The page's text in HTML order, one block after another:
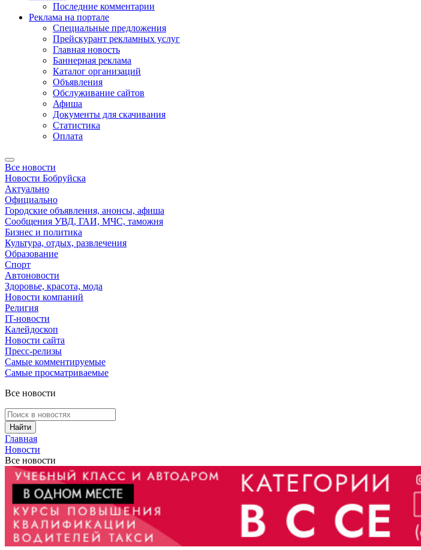
Последние комментарии
Реклама на портале
Специальные предложения
Прейскурант рекламных услуг
Главная новость
Баннерная реклама
Каталог организаций
Объявления
Обслуживание сайтов
Афиша
Документы для скачивания
Статистика
Оплата
Все новости
Новости Бобруйска
Актуально
Официально
Городские объявления, анонсы, афиша
Сообщения УВД, ГАИ, МЧС, таможня
Бизнес и политика
Культура, отдых, развлечения
Образование
Спорт
Автоновости
Здоровье, красота, мода
Новости компаний
Религия
IT-новости
Калейдоскоп
Новости сайта
Пресс-релизы
Самые комментируемые
Самые просматриваемые
Все новости
Найти
Главная
Новости
Все новости